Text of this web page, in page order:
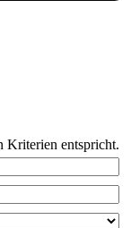
Kriterien entspricht.